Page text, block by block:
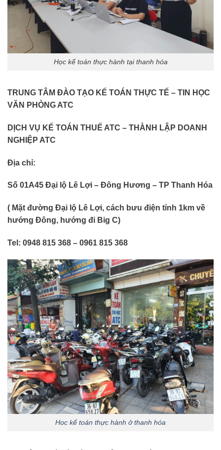
Học kế toán thực hành tại thanh hóa
TRUNG TÂM ĐÀO TẠO KẾ TOÁN THỰC TẾ – TIN HỌC
VĂN PHÒNG ATC
DỊCH VỤ KẾ TOÁN THUẾ ATC – THÀNH LẬP DOANH
NGHIỆP ATC
Địa chỉ:
Số 01A45 Đại lộ Lê Lợi – Đông Hương – TP Thanh Hóa
( Mặt đường Đại lộ Lê Lợi, cách bưu điện tỉnh 1km về
hướng Đông, hướng đi Big C)
Tel: 0948 815 368 – 0961 815 368
Hoc kế toán thực hành ở thanh hóa